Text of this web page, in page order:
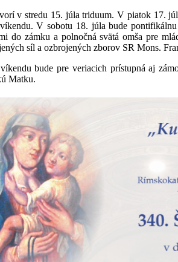
v stredu 15. júla triduum. V piatok 17.
V sobotu 18. júla bude
do zámku a polnočná svätá omša pre
síl a ozbrojených zborov SR Mons.
bude pre veriacich prístupná aj
Matku.